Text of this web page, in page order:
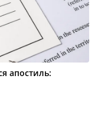
апостиль: